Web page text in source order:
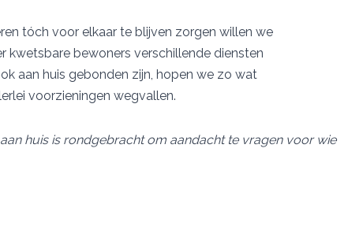
tóch voor elkaar te blijven zorgen willen we
kwetsbare bewoners verschillende diensten
aan huis gebonden zijn, hopen we zo wat
voorzieningen wegvallen.
huis is rondgebracht om aandacht te vragen voor wie